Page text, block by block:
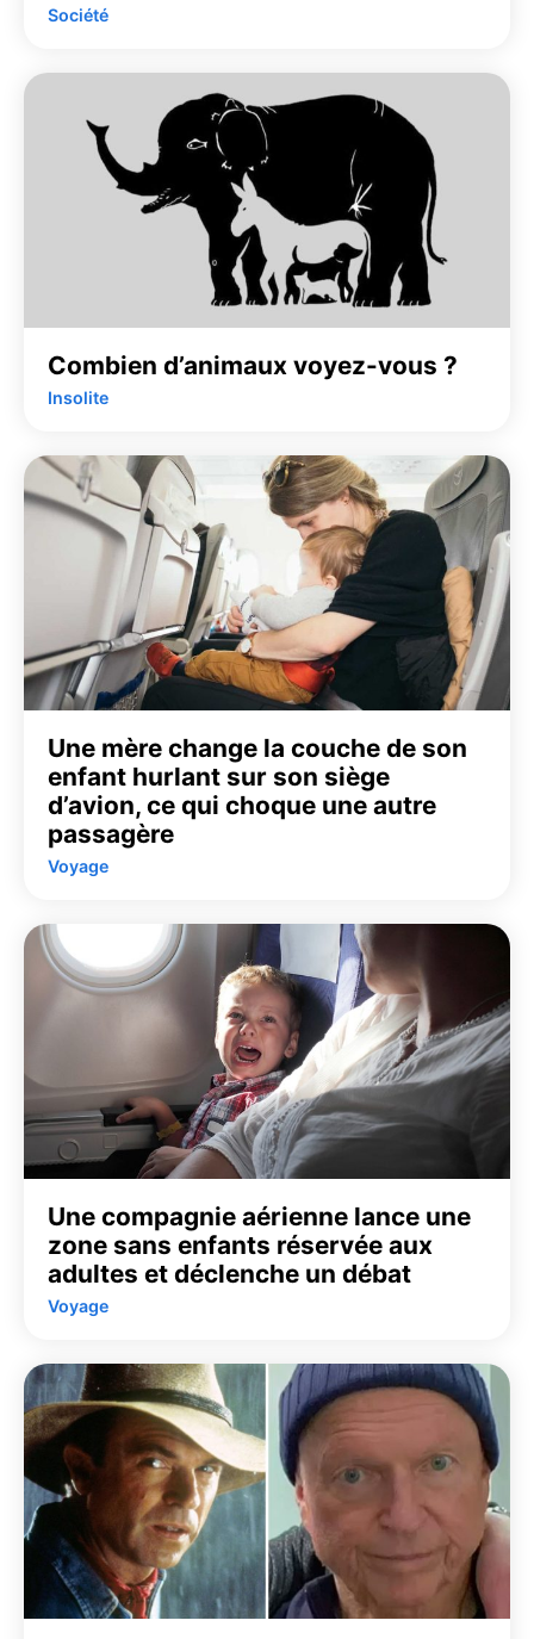
Société
Combien d’animaux voyez-vous ?
Insolite
Une mère change la couche de son
enfant hurlant sur son siège
d’avion, ce qui choque une autre
passagère
Voyage
Une compagnie aérienne lance une
zone sans enfants réservée aux
adultes et déclenche un débat
Voyage